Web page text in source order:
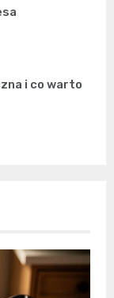
i co warto